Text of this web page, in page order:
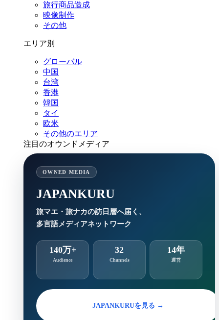
旅行商品造成
映像制作
その他
エリア別
グローバル
中国
台湾
香港
韓国
タイ
欧米
その他のエリア
注目のオウンドメディア
OWNED MEDIA
JAPANKURU
旅マエ・旅ナカの訪日層へ届く、
多言語メディアネットワーク
140万+
Audience
32
Channels
14年
運営
JAPANKURUを見る →